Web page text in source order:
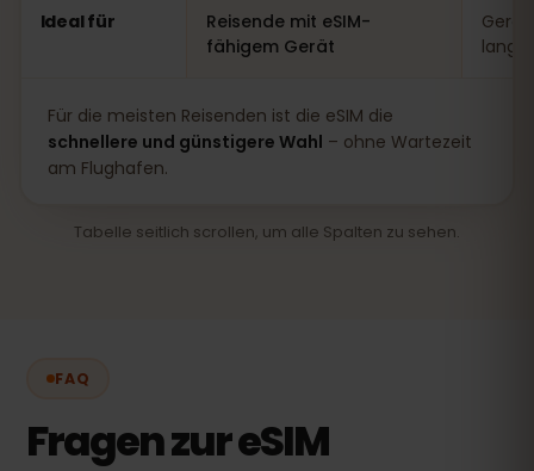
Ideal für
Reisende mit eSIM-
fähigem Gerät
Für die meisten Reisenden ist die eSIM die
schnellere und günstigere Wahl – ohne Wartezeit
am Flughafen.
Tabelle seitlich scrollen, um alle Spalten zu sehen.
FAQ
Fragen zur eSIM